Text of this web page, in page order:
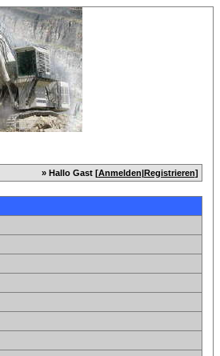
» Hallo Gast [Anmelden|Registrieren]